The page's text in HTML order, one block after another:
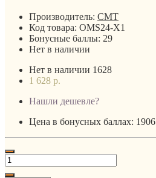
Производитель: CMT
Код товара: OMS24-X1
Бонусные баллы: 29
Нет в наличии
Нет в наличии 1628
1 628 р.
Нашли дешевле?
Цена в бонусных баллах: 1906